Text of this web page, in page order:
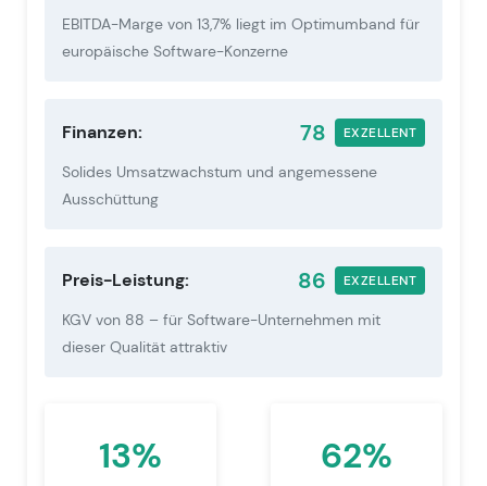
EBITDA-Marge von 13,7% liegt im Optimumband für
europäische Software-Konzerne
Finanzen: 78 EXZELLENT
Solides Umsatzwachstum und angemessene
Ausschüttung
Preis-Leistung: 86 EXZELLENT
KGV von 88 – für Software-Unternehmen mit
dieser Qualität attraktiv
13% 62%